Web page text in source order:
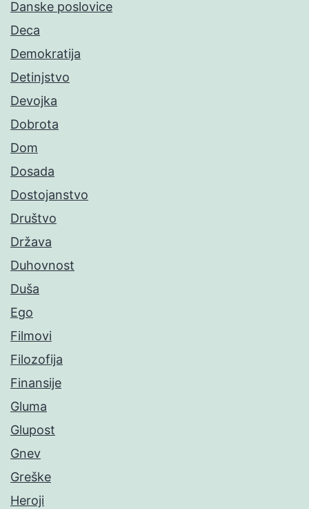
Danske poslovice
Deca
Demokratija
Detinjstvo
Devojka
Dobrota
Dom
Dosada
Dostojanstvo
Društvo
Država
Duhovnost
Duša
Ego
Filmovi
Filozofija
Finansije
Gluma
Glupost
Gnev
Greške
Heroji